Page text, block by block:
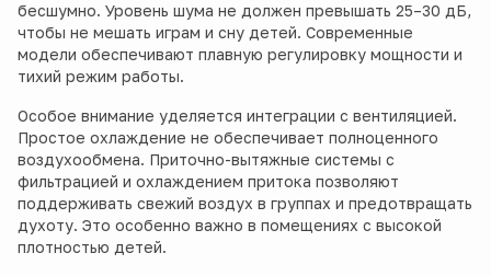
бесшумно. Уровень шума не должен превышать 25–30 дБ,
чтобы не мешать играм и сну детей. Современные
модели обеспечивают плавную регулировку мощности и
тихий режим работы.
Особое внимание уделяется интеграции с вентиляцией.
Простое охлаждение не обеспечивает полноценного
воздухообмена. Приточно-вытяжные системы с
фильтрацией и охлаждением притока позволяют
поддерживать свежий воздух в группах и предотвращать
духоту. Это особенно важно в помещениях с высокой
плотностью детей.